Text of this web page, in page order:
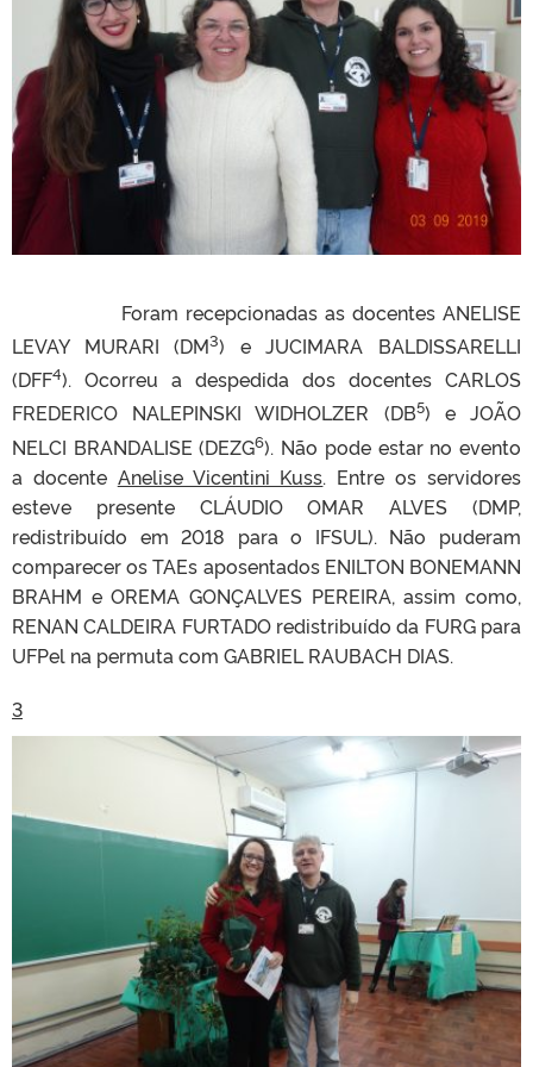
Foram recepcionadas as docentes ANELISE
LEVAY MURARI (DM3) e JUCIMARA BALDISSARELLI
(DFF4). Ocorreu a despedida dos docentes CARLOS
FREDERICO NALEPINSKI WIDHOLZER (DB5) e JOÃO
NELCI BRANDALISE (DEZG6). Não pode estar no evento
a docente Anelise Vicentini Kuss. Entre os servidores
esteve presente CLÁUDIO OMAR ALVES (DMP,
redistribuído em 2018 para o IFSUL). Não puderam
comparecer os TAEs aposentados ENILTON BONEMANN
BRAHM e OREMA GONÇALVES PEREIRA, assim como,
RENAN CALDEIRA FURTADO redistribuído da FURG para
UFPel na permuta com GABRIEL RAUBACH DIAS.
3